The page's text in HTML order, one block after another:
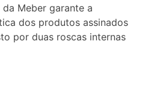
Meber garante a
dos produtos assinados
por duas roscas internas